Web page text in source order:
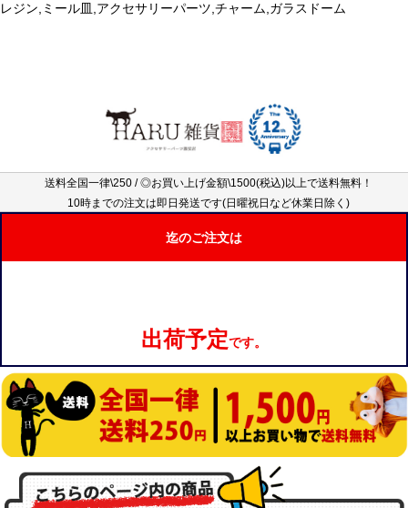
レジン,ミール皿,アクセサリーパーツ,チャーム,ガラスドーム
送料全国一律\250 / ◎お買い上げ金額\1500(税込)以上で送料無料！
10時までの注文は即日発送です(日曜祝日など休業日除く)